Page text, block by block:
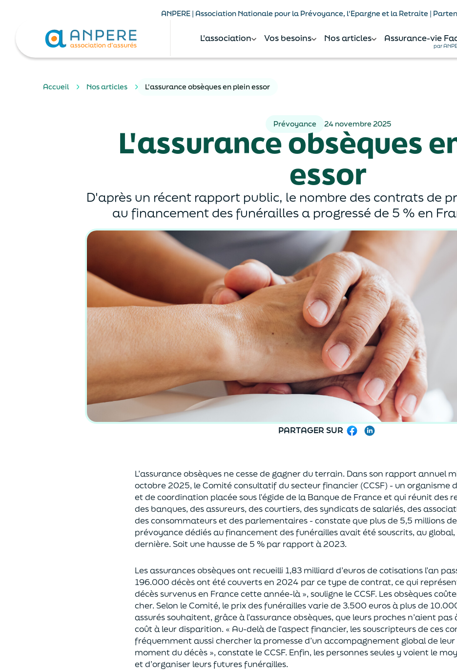
ANPERE | Association Nationale pour la Prévoyance, l'Epargne et la Retraite |
L'association Vos besoins Nos articles Assurance-vie
par
Accueil Nos articles L'assurance obsèques en plein essor
Prévoyance 24 novembre 2025
L'assurance obsèques
essor
D'après un récent rapport public, le nombre des contrats de
au financement des funérailles a progressé de 5 % en
PARTAGER SUR Facebook
L’assurance obsèques ne cesse de gagner du terrain. Dans son rapport annuel
octobre 2025, le Comité consultatifdu secteur financier (CCSF) - un organisme
et de coordination placée sous l’égide de la Banque de France et qui réunit des
des banques, desassureurs, des courtiers, des syndicatsde salariés, des
desconsommateurs et des parlementaires - constateque plus de 5,5 millions
prévoyance dédiés au financement des funéraillesavaitétésouscrits, au global,
dernière. Soit une hausse de 5 % par rapport à 2023.
Les assurances obsèques ont recueilli 1,83 milliard d’euros de cotisations l’an
196.000 décès ont été couvertsen 2024 par ce type de contrat, ce qui
décès survenus en France cette année-là », souligne le CCSF. Les obsèques
cher. Selon le Comité, le prix des funérailles variede 3.500 euros à plus de
assuréssouhaitent, grâce à l’assurance obsèques, que leurs proches n’aient
coût à leur disparition. « Au-delà de l’aspect financier, les souscripteurs de ces
fréquemment aussi chercher la promesse d’un accompagnement global de
moment du décès », constate le CCSF. Enfin, les personnes seules y voient le
et d’organiser leurs futures funérailles.